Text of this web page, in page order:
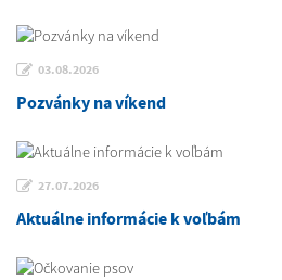
03.08.2026
Pozvánky na víkend
27.07.2026
Aktuálne informácie k voľbám